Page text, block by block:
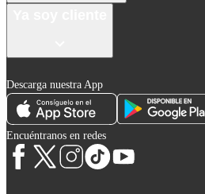
Descarga nuestra App
Encuéntranos en redes